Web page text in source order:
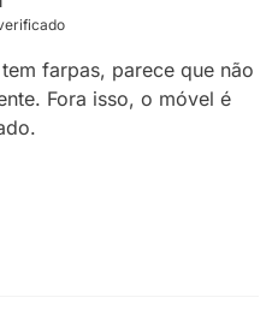
farpas, parece que não
Fora isso, o móvel é